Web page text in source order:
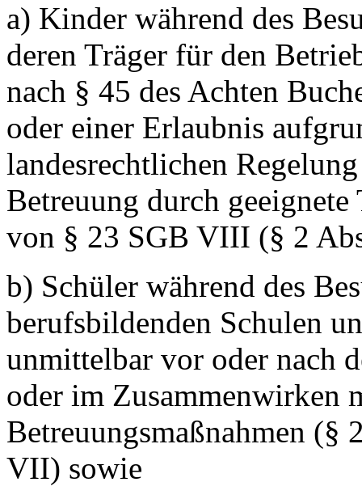
a) Kinder während des
deren Träger für den
nach § 45 des Achten
oder einer Erlaubnis
landesrechtlichen
Betreuung durch geeignete
von § 23 SGB VIII (§ 2
b) Schüler während des
berufsbildenden Schulen
unmittelbar vor oder nach
oder im Zusammenwirken
Betreuungsmaßnahmen (§
VII) sowie